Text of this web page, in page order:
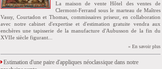
La maison de vente Hôtel des ventes de
Clermont-Ferrand sous le marteau de Maîtres
Vassy, Courtadon et Thomas, commissaires priseur, en collaboration
avec notre cabinet d'expertise et d'estimation gratuite vendra aux
enchères une tapisserie de la manufacture d'Aubusson de la fin du
XVIIe siècle figurant...
» En savoir plus
Estimation d'une paire d'appliques néoclassique dans notre